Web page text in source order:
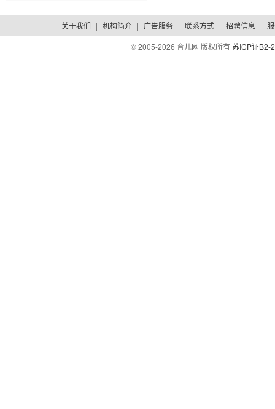
关于我们 | 机构简介 | 广告服务 | 联系方式 | 招聘信息 |
© 2005-2026 育儿网 版权所有苏ICP证B2-